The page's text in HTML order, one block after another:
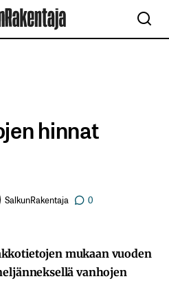
hinnat
SalkunRakentaja 0
mukaan vuoden
vanhojen